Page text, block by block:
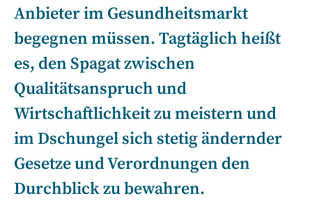
Anbieter im Gesundheitsmarkt
begegnen müssen. Tagtäglich heißt
es, den Spagat zwischen
Qualitätsanspruch und
Wirtschaftlichkeit zu meistern und
im Dschungel sich stetig ändernder
Gesetze und Verordnungen den
Durchblick zu bewahren.